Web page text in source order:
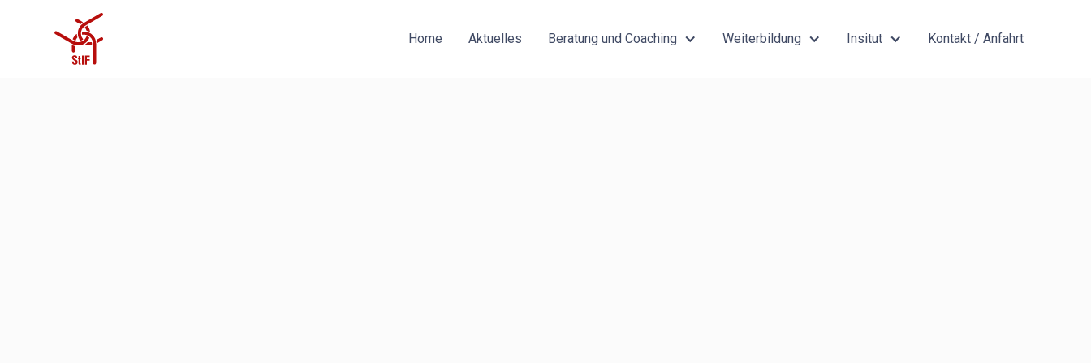
Home Aktuelles Beratung und Coaching Weiterbildung Insitut Kontakt / Anfahrt